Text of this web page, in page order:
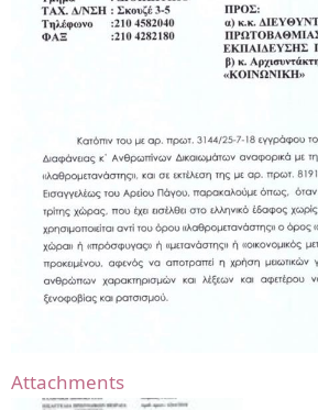
Attachments